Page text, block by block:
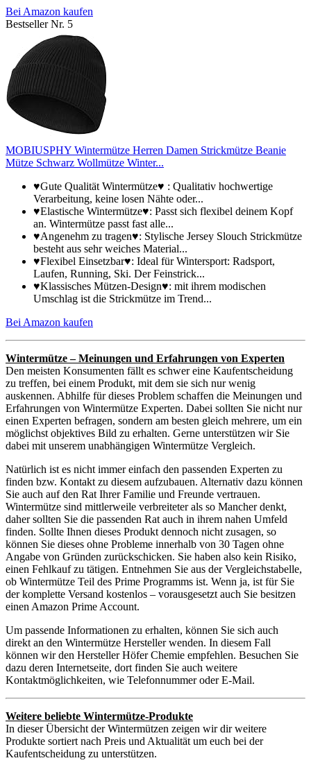
Bei Amazon kaufen
Bestseller Nr. 5
MOBIUSPHY Wintermütze Herren Damen Strickmütze Beanie
Mütze Schwarz Wollmütze Winter...
♥Gute Qualität Wintermütze♥ : Qualitativ hochwertige
Verarbeitung, keine losen Nähte oder...
♥Elastische Wintermütze♥: Passt sich flexibel deinem Kopf
an. Wintermütze passt fast alle...
♥Angenehm zu tragen♥: Stylische Jersey Slouch Strickmütze
besteht aus sehr weiches Material...
♥Flexibel Einsetzbar♥: Ideal für Wintersport: Radsport,
Laufen, Running, Ski. Der Feinstrick...
♥Klassisches Mützen-Design♥: mit ihrem modischen
Umschlag ist die Strickmütze im Trend...
Bei Amazon kaufen
Wintermütze – Meinungen und Erfahrungen von Experten
Den meisten Konsumenten fällt es schwer eine Kaufentscheidung
zu treffen, bei einem Produkt, mit dem sie sich nur wenig
auskennen. Abhilfe für dieses Problem schaffen die Meinungen und
Erfahrungen von Wintermütze Experten. Dabei sollten Sie nicht nur
einen Experten befragen, sondern am besten gleich mehrere, um ein
möglichst objektives Bild zu erhalten. Gerne unterstützen wir Sie
dabei mit unserem unabhängigen Wintermütze Vergleich.
Natürlich ist es nicht immer einfach den passenden Experten zu
finden bzw. Kontakt zu diesem aufzubauen. Alternativ dazu können
Sie auch auf den Rat Ihrer Familie und Freunde vertrauen.
Wintermütze sind mittlerweile verbreiteter als so Mancher denkt,
daher sollten Sie die passenden Rat auch in ihrem nahen Umfeld
finden. Sollte Ihnen dieses Produkt dennoch nicht zusagen, so
können Sie dieses ohne Probleme innerhalb von 30 Tagen ohne
Angabe von Gründen zurückschicken. Sie haben also kein Risiko,
einen Fehlkauf zu tätigen. Entnehmen Sie aus der Vergleichstabelle,
ob Wintermütze Teil des Prime Programms ist. Wenn ja, ist für Sie
der komplette Versand kostenlos – vorausgesetzt auch Sie besitzen
einen Amazon Prime Account.
Um passende Informationen zu erhalten, können Sie sich auch
direkt an den Wintermütze Hersteller wenden. In diesem Fall
können wir den Hersteller Höfer Chemie empfehlen. Besuchen Sie
dazu deren Internetseite, dort finden Sie auch weitere
Kontaktmöglichkeiten, wie Telefonnummer oder E-Mail.
Weitere beliebte Wintermütze-Produkte
In dieser Übersicht der Wintermützen zeigen wir dir weitere
Produkte sortiert nach Preis und Aktualität um euch bei der
Kaufentscheidung zu unterstützen.